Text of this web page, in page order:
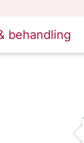
behandling